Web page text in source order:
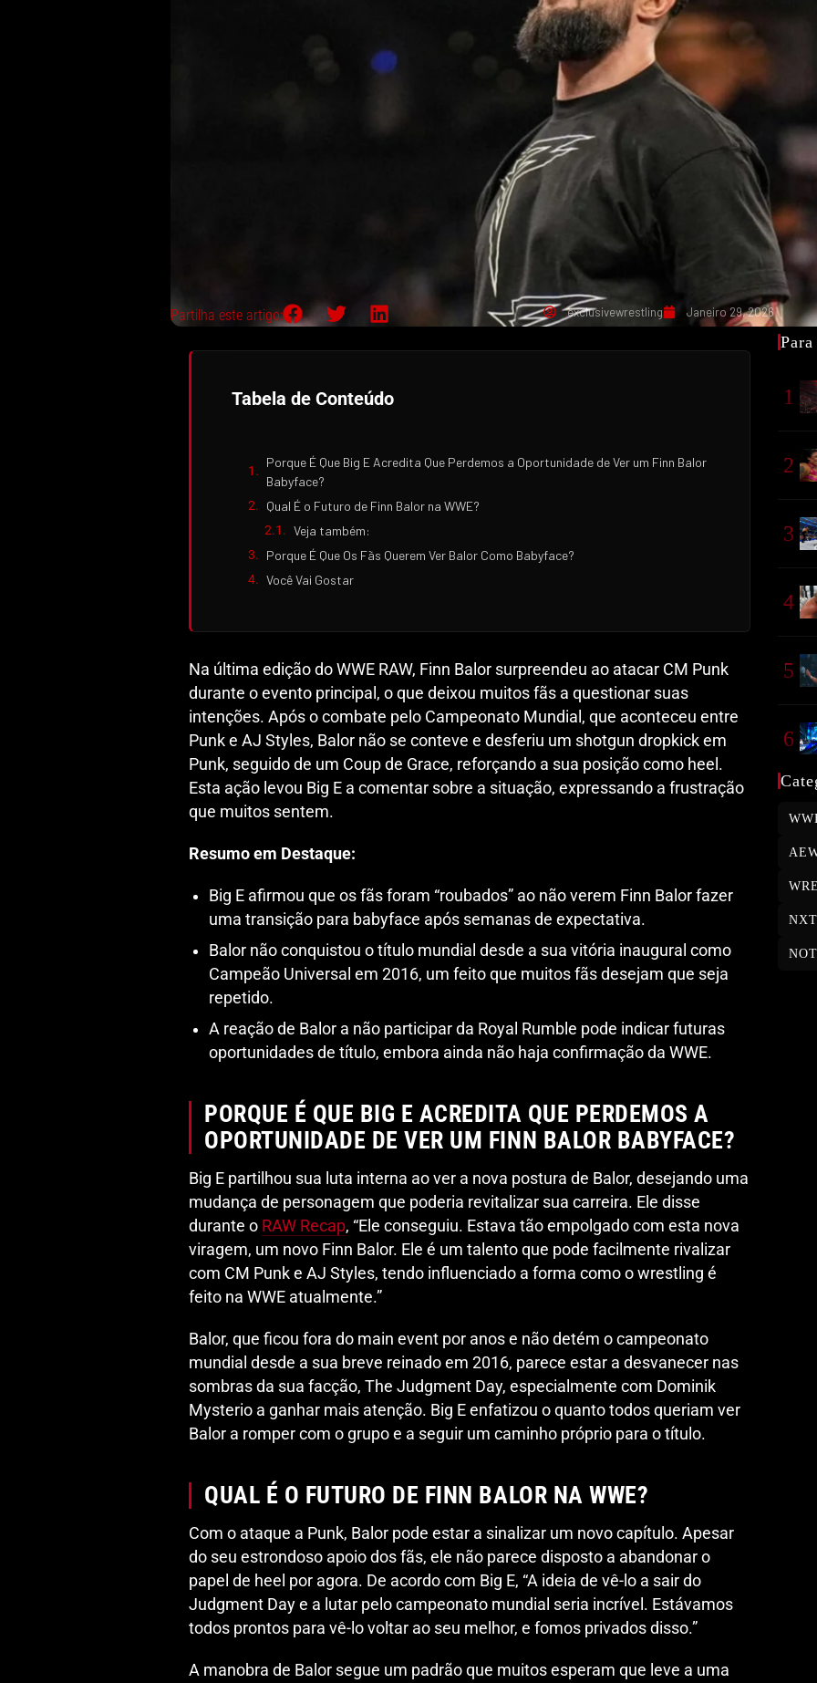
Partilha este artigo: exclusivewrestling Janeiro 29, 2026
Tabela de Conteúdo
Porque É Que Big E Acredita Que Perdemos a Oportunidade de Ver um Finn Balor
Babyface?
Qual É o Futuro de Finn Balor na WWE?
Veja também:
Porque É Que Os Fãs Querem Ver Balor Como Babyface?
Você Vai Gostar
Na última edição do WWE RAW, Finn Balor surpreendeu ao atacar CM Punk
durante o evento principal, o que deixou muitos fãs a questionar suas
intenções. Após o combate pelo Campeonato Mundial, que aconteceu entre
Punk e AJ Styles, Balor não se conteve e desferiu um shotgun dropkick em
Punk, seguido de um Coup de Grace, reforçando a sua posição como heel.
Esta ação levou Big E a comentar sobre a situação, expressando a frustração
que muitos sentem.
Resumo em Destaque:
Big E afirmou que os fãs foram “roubados” ao não verem Finn Balor fazer
uma transição para babyface após semanas de expectativa.
Balor não conquistou o título mundial desde a sua vitória inaugural como
Campeão Universal em 2016, um feito que muitos fãs desejam que seja
repetido.
A reação de Balor a não participar da Royal Rumble pode indicar futuras
oportunidades de título, embora ainda não haja confirmação da WWE.
PORQUE É QUE BIG E ACREDITA QUE PERDEMOS A
OPORTUNIDADE DE VER UM FINN BALOR BABYFACE?
Big E partilhou sua luta interna ao ver a nova postura de Balor, desejando uma
mudança de personagem que poderia revitalizar sua carreira. Ele disse
durante o RAW Recap, “Ele conseguiu. Estava tão empolgado com esta nova
viragem, um novo Finn Balor. Ele é um talento que pode facilmente rivalizar
com CM Punk e AJ Styles, tendo influenciado a forma como o wrestling é
feito na WWE atualmente.”
Balor, que ficou fora do main event por anos e não detém o campeonato
mundial desde a sua breve reinado em 2016, parece estar a desvanecer nas
sombras da sua facção, The Judgment Day, especialmente com Dominik
Mysterio a ganhar mais atenção. Big E enfatizou o quanto todos queriam ver
Balor a romper com o grupo e a seguir um caminho próprio para o título.
QUAL É O FUTURO DE FINN BALOR NA WWE?
Com o ataque a Punk, Balor pode estar a sinalizar um novo capítulo. Apesar
do seu estrondoso apoio dos fãs, ele não parece disposto a abandonar o
papel de heel por agora. De acordo com Big E, “A ideia de vê-lo a sair do
Judgment Day e a lutar pelo campeonato mundial seria incrível. Estávamos
todos prontos para vê-lo voltar ao seu melhor, e fomos privados disso.”
A manobra de Balor segue um padrão que muitos esperam que leve a uma
1
2
3
4
5
6
NXT